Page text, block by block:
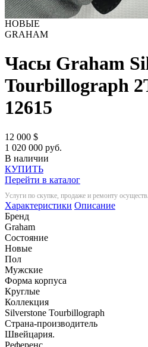
НОВЫЕ
GRAHAM
Часы Graham
Tourbillograph
12615
12 000 $
1 020 000 руб.
В наличии
КУПИТЬ
Перейти в каталог
Услуги по скупке, продаже и ремонту
Характеристики Описание
Бренд
Graham
Состояние
Новые
Пол
Мужские
Форма корпуса
Круглые
Коллекция
Silverstone Tourbillograph
Страна-производитель
Швейцария.
Референс